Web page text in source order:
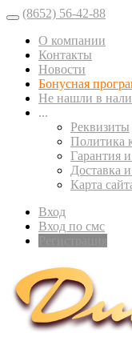
(8652) 56-42-88
О компании
Контакты
Новости
Бонусная
Не нашли в
...
Реквизиты
Политика
Гарантия
Доставка
Карта
Вход
Вход по смс